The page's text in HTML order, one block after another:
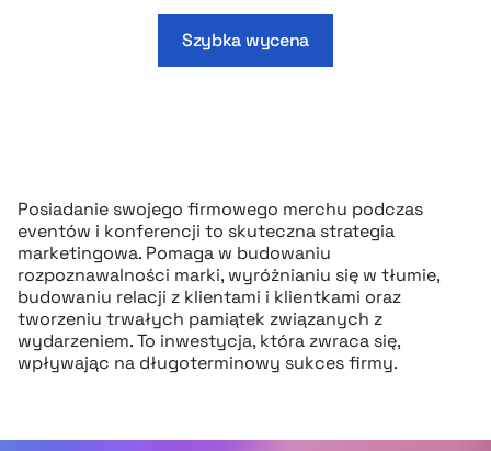
Szybka wycena
Posiadanie swojego firmowego merchu podczas
eventów i konferencji to skuteczna strategia
marketingowa. Pomaga w budowaniu
rozpoznawalności marki, wyróżnianiu się w tłumie,
budowaniu relacji z klientami i klientkami oraz
tworzeniu trwałych pamiątek związanych z
wydarzeniem. To inwestycja, która zwraca się,
wpływając na długoterminowy sukces firmy.